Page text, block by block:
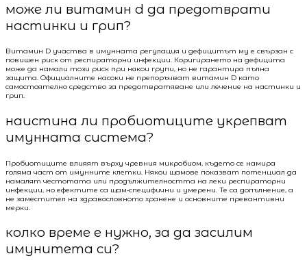
може ли витамин d да предотврати
настинки и грип?
Витамин D участва в имунната регулация и дефицитът му е свързан с
повишен риск от респираторни инфекции. Коригирането на дефицита
може да намали този риск при някои групи, но не гарантира пълна
защита. Официалните насоки не препоръчват витамин D като
самостоятелно средство за предотвратяване или лечение на настинки и
грип.
наистина ли пробиотиците укрепват
имунната система?
Пробиотиците влияят върху чревния микробиом, където се намира
голяма част от имунните клетки. Някои щамове показват потенциал да
намалят честотата или продължителността на леки респираторни
инфекции, но ефектите са щам‑специфични и умерени. Те са допълнение, а
не заместител на здравословното хранене и основните превантивни
мерки.
колко време е нужно, за да засилим
имунитета си?